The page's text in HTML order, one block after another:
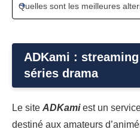
Quelles sont les meilleures
ADKami :
séries drama
Le site ADKamiest un
destiné aux amateurs